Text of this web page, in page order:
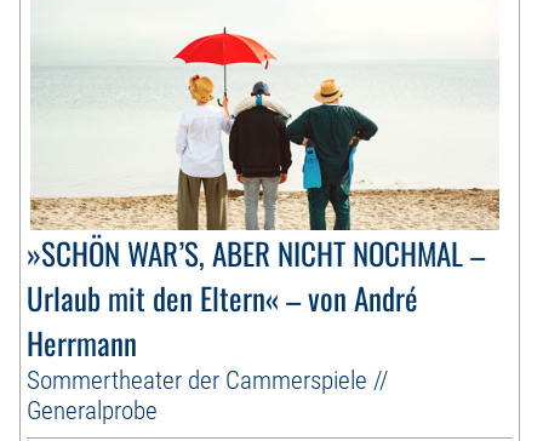
»SCHÖN WAR’S, ABER NICHT NOCHMAL –
Urlaub mit den Eltern« – von André
Herrmann
Sommertheater der Cammerspiele //
Generalprobe